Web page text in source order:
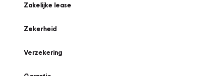
Zakelijke lease
Zekerheid
Verzekering